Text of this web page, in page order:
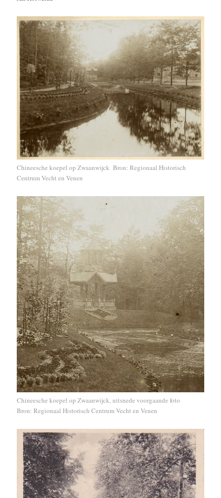
Chineesche koepel op Zwaanwijck Bron: Regionaal Historisch
Centrum Vecht en Venen
Chineesche koepel op Zwaanwijck, uitsnede voorgaande foto
Bron: Regionaal Historisch Centrum Vecht en Venen